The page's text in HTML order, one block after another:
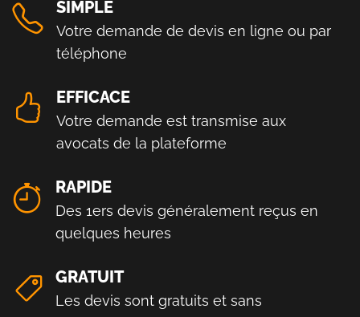
SIMPLE
Votre demande de devis en ligne ou par
téléphone
EFFICACE
Votre demande est transmise aux
avocats de la plateforme
RAPIDE
Des 1ers devis généralement reçus en
quelques heures
GRATUIT
Les devis sont gratuits et sans